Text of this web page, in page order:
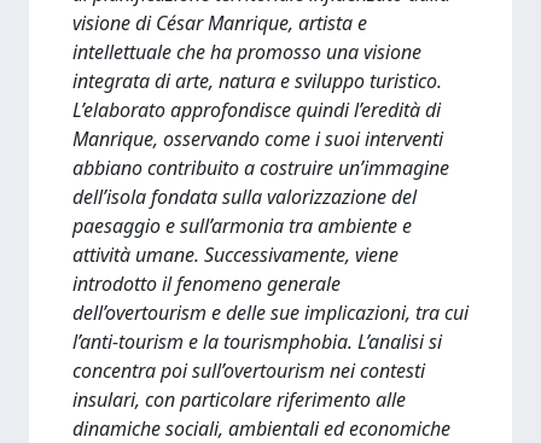
visione di César Manrique, artista e
intellettuale che ha promosso una visione
integrata di arte, natura e sviluppo turistico.
L’elaborato approfondisce quindi l’eredità di
Manrique, osservando come i suoi interventi
abbiano contribuito a costruire un’immagine
dell’isola fondata sulla valorizzazione del
paesaggio e sull’armonia tra ambiente e
attività umane. Successivamente, viene
introdotto il fenomeno generale
dell’overtourism e delle sue implicazioni, tra cui
l’anti-tourism e la tourismphobia. L’analisi si
concentra poi sull’overtourism nei contesti
insulari, con particolare riferimento alle
dinamiche sociali, ambientali ed economiche